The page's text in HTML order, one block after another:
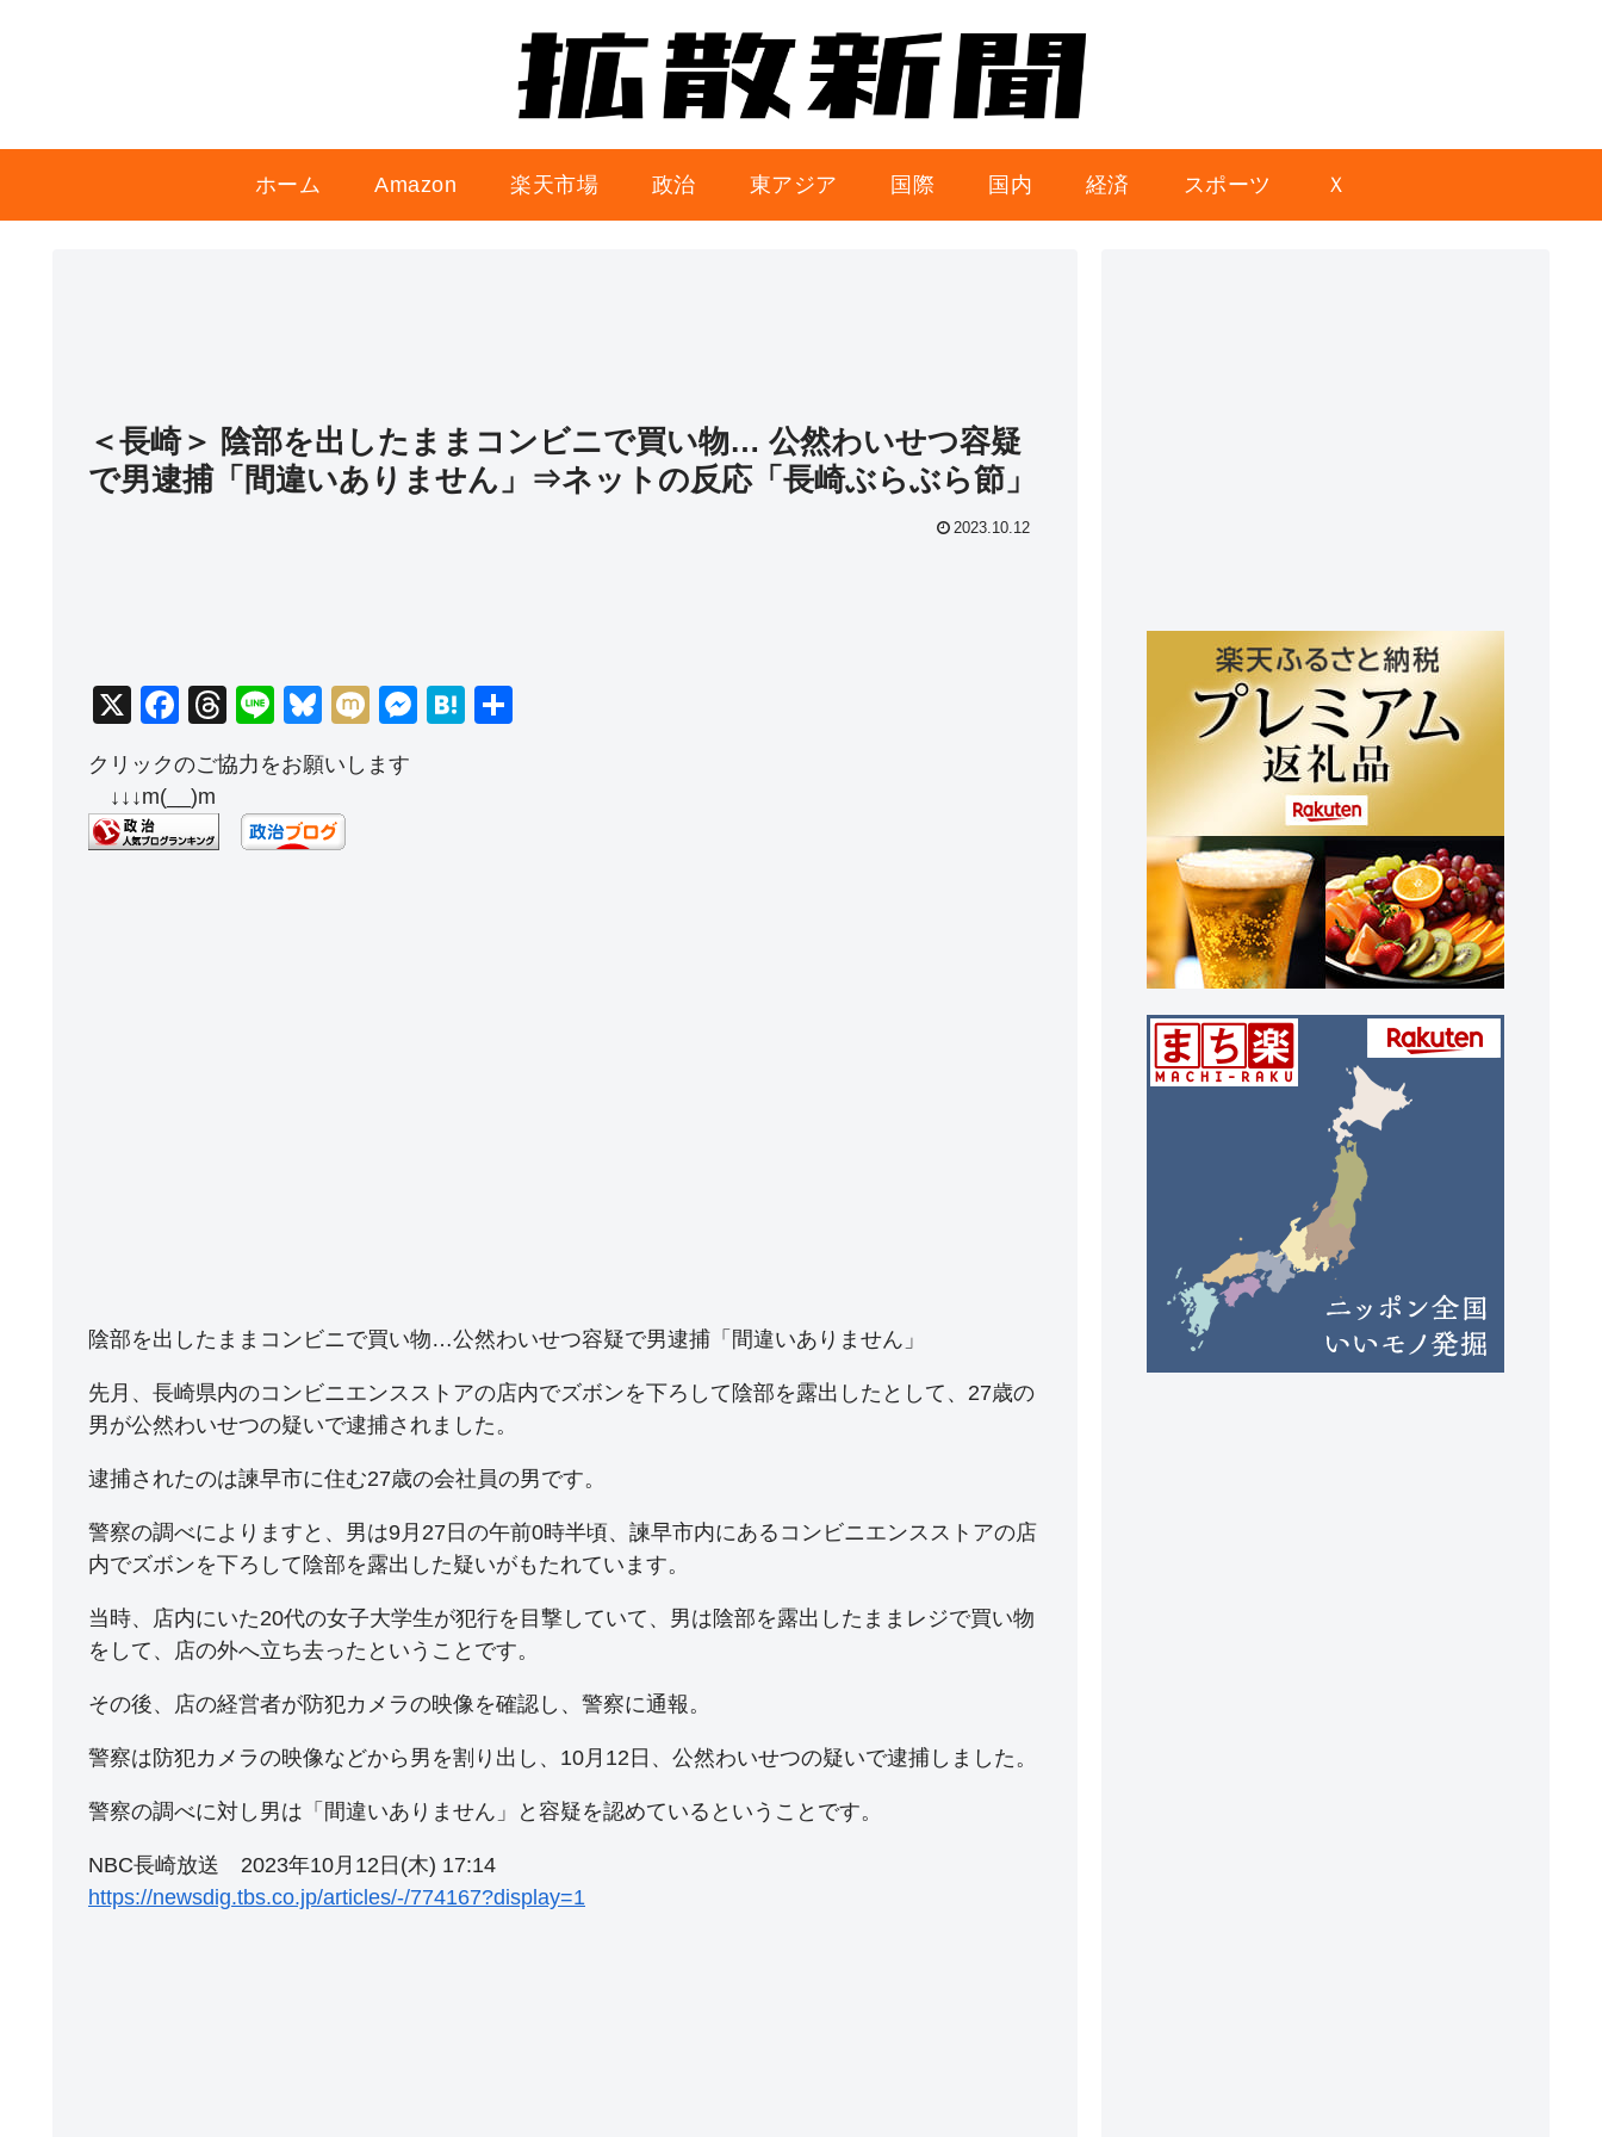
ホーム Amazon 楽天市場 政治 東アジア 国際 国内 経済 スポーツ Ｘ
＜長崎＞ 陰部を出したままコンビニで買い物… 公然わいせつ容疑
で男逮捕「間違いありません」⇒ネットの反応「長崎ぶらぶら節」
2023.10.12
X
F
c
e
b
T
hr
e
a
d
Li
e
Bl
e
sk
y
M
M
H
クリックのご協力をお願いします
↓↓↓m(__)m
陰部を出したままコンビニで買い物…公然わいせつ容疑で男逮捕「間違いありません」
先月、長崎県内のコンビニエンスストアの店内でズボンを下ろして陰部を露出したとして、27歳の
男が公然わいせつの疑いで逮捕されました。
逮捕されたのは諫早市に住む27歳の会社員の男です。
警察の調べによりますと、男は9月27日の午前0時半頃、諫早市内にあるコンビニエンスストアの店
内でズボンを下ろして陰部を露出した疑いがもたれています。
当時、店内にいた20代の女子大学生が犯行を目撃していて、男は陰部を露出したままレジで買い物
をして、店の外へ立ち去ったということです。
その後、店の経営者が防犯カメラの映像を確認し、警察に通報。
警察は防犯カメラの映像などから男を割り出し、10月12日、公然わいせつの疑いで逮捕しました。
警察の調べに対し男は「間違いありません」と容疑を認めているということです。
NBC長崎放送 2023年10月12日(木) 17:14
https://newsdig.tbs.co.jp/articles/-/774167?display=1